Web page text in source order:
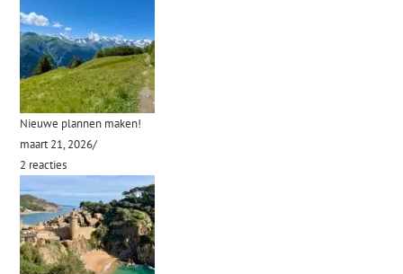
Nieuwe plannen maken!
maart 21, 2026/
2 reacties